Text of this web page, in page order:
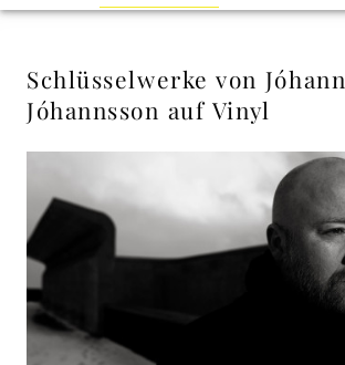
auf
Vinyl
Jóhann
Jóhannsson
Deutsche
Schlüsselwerke von Jóhann
Jóhannsson auf Vinyl